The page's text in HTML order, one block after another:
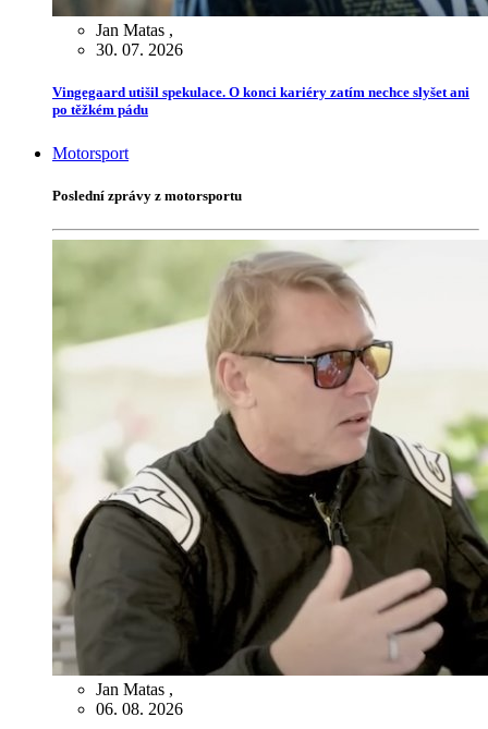
Jan Matas ,
30. 07. 2026
Vingegaard utišil spekulace. O konci kariéry zatím nechce slyšet ani
po těžkém pádu
Motorsport
Poslední zprávy z motorsportu
Jan Matas ,
06. 08. 2026